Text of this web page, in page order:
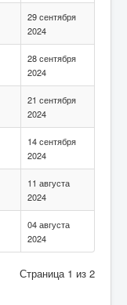
29 сентября
2024
28 сентября
2024
21 сентября
2024
14 сентября
2024
11 августа
2024
04 августа
2024
Страница 1 из 2